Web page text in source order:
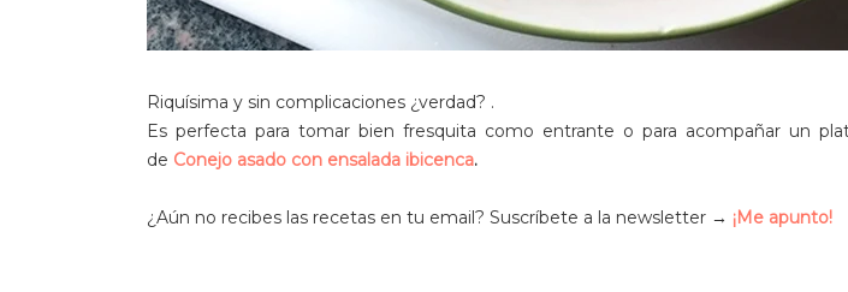
Riquísima y sin complicaciones ¿verdad? .
Es perfecta para tomar bien fresquita como entrante o para acompañar un
de Conejo asado con ensalada ibicenca.
¿Aún no recibes las recetas en tu email? Suscríbete a la newsletter → ¡Me apunto!